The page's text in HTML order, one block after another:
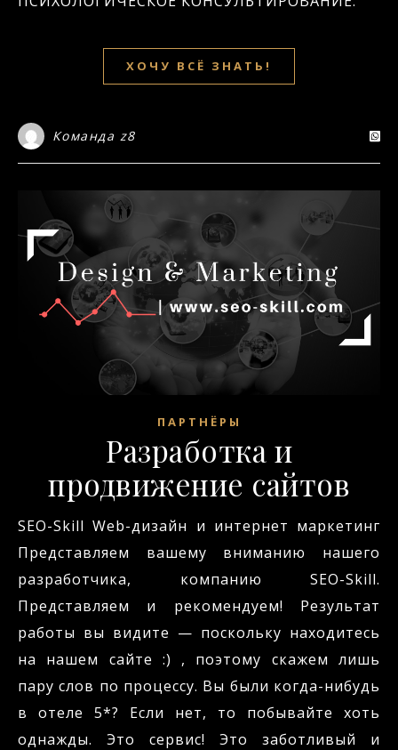
ХОЧУ ВСЁ ЗНАТЬ!
Команда z8
ПАРТНЁРЫ
Разработка и
продвижение сайтов
SEO-Skill Web-дизайн и интернет маркетинг
Представляем вашему вниманию нашего
разработчика, компанию SEO-Skill.
Представляем и рекомендуем! Результат
работы вы видите — поскольку находитесь
на нашем сайте :) , поэтому скажем лишь
пару слов по процессу. Вы были когда-нибудь
в отеле 5*? Если нет, то побывайте хоть
однажды. Это сервис! Это заботливый и